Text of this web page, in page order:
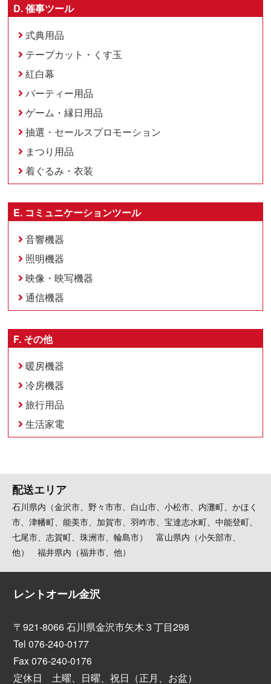
D. 催事ツール
式典用品
テープカット・くす玉
紅白幕
パーティー用品
ゲーム・縁日用品
抽選・セールスプロモーション
まつり用品
着ぐるみ・衣装
E. コミュニケーションツール
音響機器
照明機器
映像・映写機器
通信機器
F. その他
暖房機器
冷房機器
旅行用品
生活家電
配送エリア
石川県内（金沢市、野々市市、白山市、小松市、内灘町、かほく
市、津幡町、能美市、加賀市、羽咋市、宝達志水町、中能登町、
七尾市、志賀町、珠洲市、輪島市） 富山県内（小矢部市、
他） 福井県内（福井市、他）
レントオール金沢
〒921-8066 石川県金沢市矢木３丁目298
Tel 076-240-0177
Fax 076-240-0176
定休日 土曜、日曜、祝日（正月、お盆）